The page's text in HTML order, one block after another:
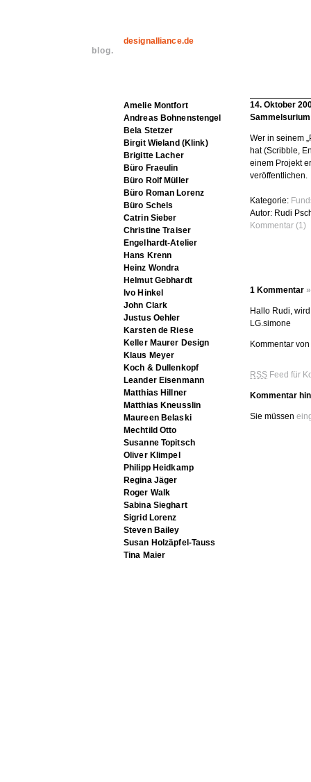
blog.
designalliance.de
14. Oktober
Sammelsurium
Wer in seinem
hat (Scribble,
einem Projekt
veröffentlichen.
Kategorie:
Autor: Rudi
Kommentar (1)
1 Kommentar »
Hallo Rudi,
LG.simone
Kommentar
RSS Feed für
Kommentar
Sie müssen
Amelie Montfort
Andreas Bohnenstengel
Bela Stetzer
Birgit Wieland (Klink)
Brigitte Lacher
Büro Fraeulin
Büro Rolf Müller
Büro Roman Lorenz
Büro Schels
Catrin Sieber
Christine Traiser
Engelhardt-Atelier
Hans Krenn
Heinz Wondra
Helmut Gebhardt
Ivo Hinkel
John Clark
Justus Oehler
Karsten de Riese
Keller Maurer Design
Klaus Meyer
Koch & Dullenkopf
Leander Eisenmann
Matthias Hillner
Matthias Kneusslin
Maureen Belaski
Mechtild Otto
Susanne Topitsch
Oliver Klimpel
Philipp Heidkamp
Regina Jäger
Roger Walk
Sabina Sieghart
Sigrid Lorenz
Steven Bailey
Susan Holzäpfel-Tauss
Tina Maier